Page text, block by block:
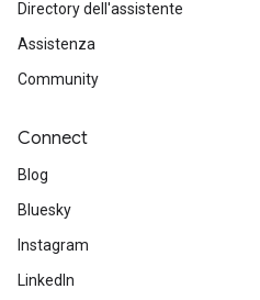
Directory dell'assistente
Assistenza
Community
Connect
Blog
Bluesky
Instagram
LinkedIn